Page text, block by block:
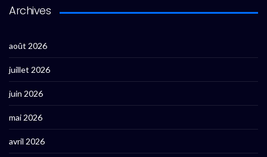
Archives
août 2026
juillet 2026
juin 2026
mai 2026
avril 2026